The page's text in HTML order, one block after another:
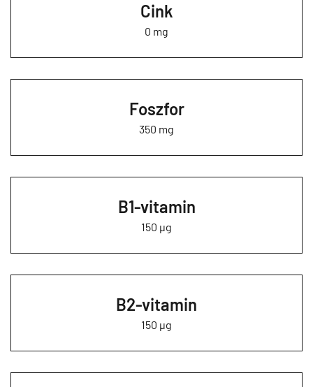
Cink
0 mg
Foszfor
350 mg
B1-vitamin
150 µg
B2-vitamin
150 µg